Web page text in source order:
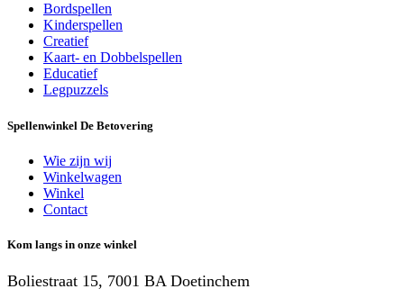
Bordspellen
Kinderspellen
Creatief
Kaart- en Dobbelspellen
Educatief
Legpuzzels
Spellenwinkel De Betover​ing
Wie zijn wij
Winkelwagen
Winkel
Contact
Kom langs in onze winkel
Boliestraat 15, 7001 BA Doetinchem